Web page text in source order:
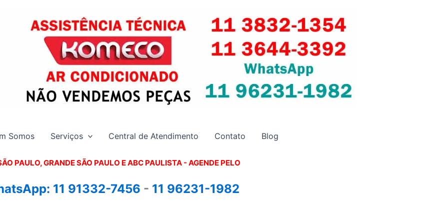
Somos Serviços Central de Atendimento Contato Blog
PAULO, GRANDE SÃO PAULO E ABC PAULISTA - AGENDE PELO
11 91332-7456 - 11 96231-1982